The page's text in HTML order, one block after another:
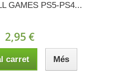
GAMES PS5-PS4...
2,95 €
carret Més